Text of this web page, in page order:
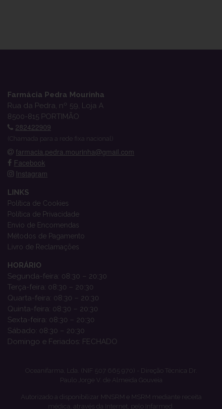
Farmácia Pedra Mourinha
Rua da Pedra, nº 59, Loja A
8500-815 PORTIMÃO
282422909
(Chamada para a rede fixa nacional)
farmacia.pedra.mourinha@gmail.com
Facebook
Instagram
LINKS
Política de Cookies
Política de Privacidade
Envio de Encomendas
Métodos de Pagamento
Livro de Reclamações
HORÁRIO
Segunda-feira: 08:30 – 20:30
Terça-feira: 08:30 – 20:30
Quarta-feira: 08:30 – 20:30
Quinta-feira: 08:30 – 20:30
Sexta-feira: 08:30 – 20:30
Sábado: 08:30 – 20:30
Domingo e Feriados: FECHADO
Oceanifarma, Lda. (NIF 507 665 970) - Direção Técnica Dr.
Paulo Jorge V. de Almeida Gouveia
Autorizado a disponibilizar MNSRM e MSRM mediante receita
médica, através da Internet, pelo Infarmed.